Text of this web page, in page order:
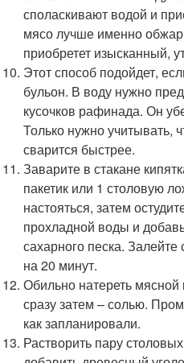
споласкивают водой и
мясо лучше именно
приобретет изысканный,
Этот способ подойдет,
бульон. В воду нужно
кусочков рафинада. Он
Только нужно учитывать,
сварится быстрее.
Заварите в стакане
пакетик или 1 столовую
настояться, затем
прохладной воды и
сахарного песка.
на 20 минут.
Обильно натереть мясной
сразу затем – солью.
как запланировали.
Растворить пару